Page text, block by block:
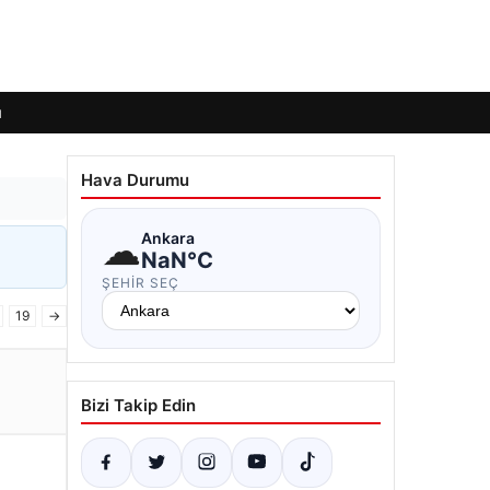
19 →
Hava Durumu
☁Ankara
NaN°C
ŞEHIR SEÇ
Bizi Takip Edin